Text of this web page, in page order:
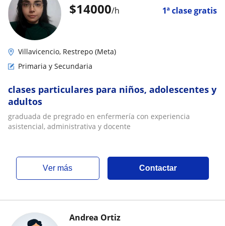
$14000/h 1ª clase gratis
Villavicencio, Restrepo (Meta)
Primaria y Secundaria
clases particulares para niños, adolescentes y
adultos
graduada de pregrado en enfermería con experiencia
asistencial, administrativa y docente
ver más Contactar
Andrea Ortiz